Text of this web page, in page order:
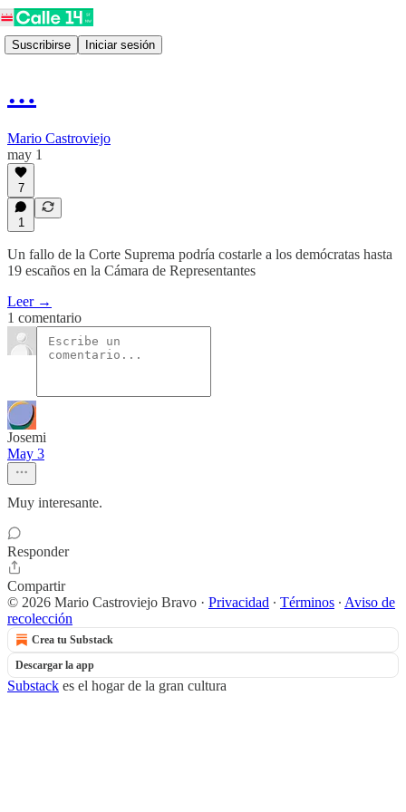
Suscribirse Iniciar sesión
…
Mario Castroviejo
may 1
7
1
Un fallo de la Corte Suprema podría costarle a los demócratas hasta
19 escaños en la Cámara de Representantes
Leer →
1 comentario
Josemi
May 3
Muy interesante.
Responder
Compartir
© 2026 Mario Castroviejo Bravo · Privacidad ∙ Términos ∙ Aviso de
recolección
Crea tu Substack
Descargar la app
Substack es el hogar de la gran cultura